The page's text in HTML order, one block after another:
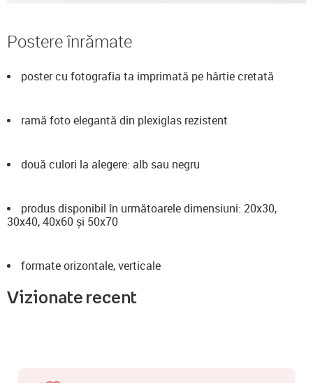
Postere înrămate
poster cu fotografia ta imprimată pe hârtie cretată
ramă foto elegantă din plexiglas rezistent
două culori la alegere: alb sau negru
produs disponibil în următoarele dimensiuni: 20x30,
30x40, 40x60 și 50x70
formate orizontale, verticale
Vizionate recent